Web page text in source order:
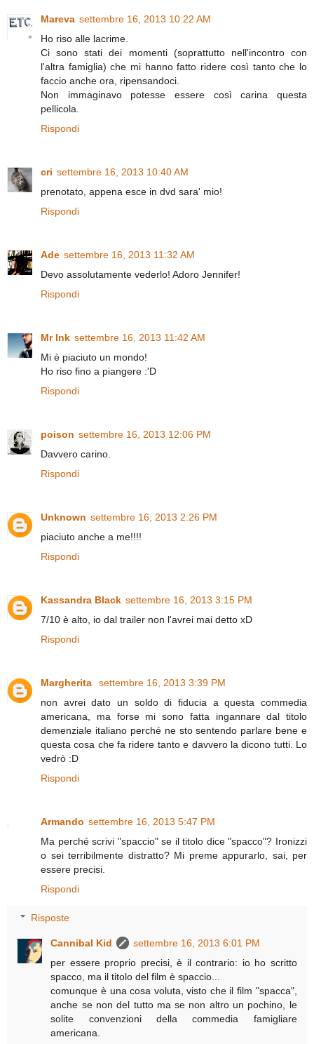
Mareva settembre 16, 2013 10:22 AM
Ho riso alle lacrime.
Ci sono stati dei momenti (soprattutto nell'incontro con
l'altra famiglia) che mi hanno fatto ridere così tanto che lo
faccio anche ora, ripensandoci.
Non immaginavo potesse essere così carina questa
pellicola.
Rispondi
cri settembre 16, 2013 10:40 AM
prenotato, appena esce in dvd sara' mio!
Rispondi
Ade settembre 16, 2013 11:32 AM
Devo assolutamente vederlo! Adoro Jennifer!
Rispondi
Mr Ink settembre 16, 2013 11:42 AM
Mi è piaciuto un mondo!
Ho riso fino a piangere :'D
Rispondi
poison settembre 16, 2013 12:06 PM
Davvero carino.
Rispondi
Unknown settembre 16, 2013 2:26 PM
piaciuto anche a me!!!!
Rispondi
Kassandra Black settembre 16, 2013 3:15 PM
7/10 è alto, io dal trailer non l'avrei mai detto xD
Rispondi
Margherita
settembre 16, 2013 3:39 PM
non avrei dato un soldo di fiducia a questa commedia
americana, ma forse mi sono fatta ingannare dal titolo
demenziale italiano perché ne sto sentendo parlare bene e
questa cosa che fa ridere tanto e davvero la dicono tutti. Lo
vedrò :D
Rispondi
Armando settembre 16, 2013 5:47 PM
Ma perché scrivi "spaccio" se il titolo dice "spacco"? Ironizzi
o sei terribilmente distratto? Mi preme appurarlo, sai, per
essere precisi.
Rispondi
Risposte
Cannibal Kid
settembre 16, 2013 6:01 PM
per essere proprio precisi, è il contrario: io ho scritto
spacco, ma il titolo del film è spaccio...
comunque è una cosa voluta, visto che il film "spacca",
anche se non del tutto ma se non altro un pochino, le
solite convenzioni della commedia famigliare
americana.